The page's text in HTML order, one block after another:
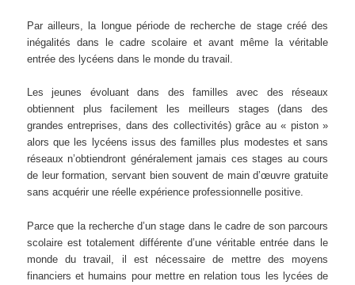
Par ailleurs, la longue période de recherche de stage créé des
inégalités dans le cadre scolaire et avant même la véritable
entrée des lycéens dans le monde du travail.
Les jeunes évoluant dans des familles avec des réseaux
obtiennent plus facilement les meilleurs stages (dans des
grandes entreprises, dans des collectivités) grâce au « piston »
alors que les lycéens issus des familles plus modestes et sans
réseaux n’obtiendront généralement jamais ces stages au cours
de leur formation, servant bien souvent de main d’œuvre gratuite
sans acquérir une réelle expérience professionnelle positive.
Parce que la recherche d’un stage dans le cadre de son parcours
scolaire est totalement différente d’une véritable entrée dans le
monde du travail, il est nécessaire de mettre des moyens
financiers et humains pour mettre en relation tous les lycées de